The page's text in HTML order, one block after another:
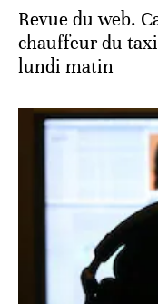
Revue du web.
chauffeur du taxi
lundi matin